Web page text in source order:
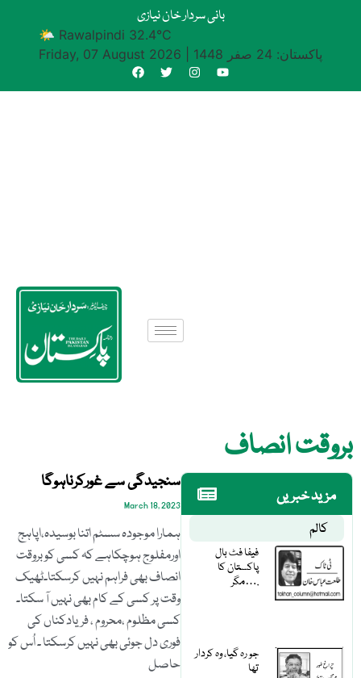
بانی سردار خان نیازی
🌤 Rawalpindi 32.4°C
Friday, 07 August 2026
پاکستان: 24 صفر 1448
بروقت انصاف
مزید خبریں
کالم
فیفا فٹ بال
پاکستان کا
مگر….
جو رہ گیا، وہ کردار
تھا
سنجیدگی سے غورکرناہوگا
March 18, 2023
ہمارا موجودہ سسٹم اتنا بوسیدہ،اپاہج
اورمفلوج ہوچکاہے کہ کسی کو بروقت
انصاف بھی فراہم نہیں کرسکتا۔ٹھیک
وقت پر کسی کے کام بھی نہیں آ سکتا۔
کسی مظلوم ،محروم ، فریادکناں کی
فوری دل جوئی بھی نہیں کرسکتا ۔ اُس کو
حاصل